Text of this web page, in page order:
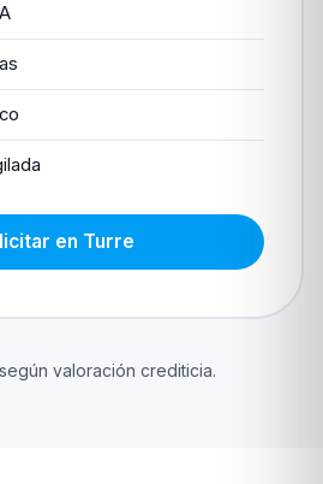
en Turre
valoración crediticia.